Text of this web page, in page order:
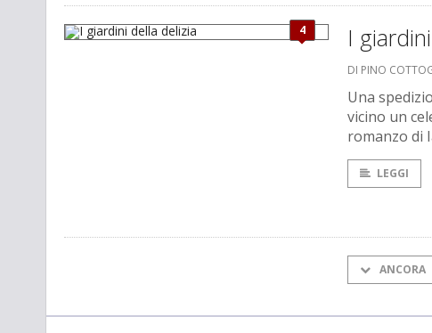
4 I
DI PINO
Una
vicino un
romanzo di
LEGGI
ANCORA